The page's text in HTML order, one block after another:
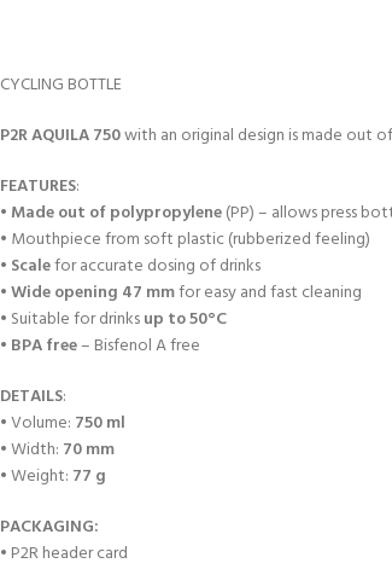
CYCLING BOTTLE
P2RAQUILA 750with an original design is made out
FEATURES:
• Made out of polypropylene(PP) – allows press
• Mouthpiece from soft plastic (rubberized feeling)
• Scalefor accurate dosing of drinks
•Wide opening 47 mmfor easy and fast cleaning
• Suitable for drinksup to 50°C
• BPA free– Bisfenol A free
DETAILS:
• Volume: 750 ml
• Width: 70 mm
• Weight: 77 g
PACKAGING:
• P2R header card